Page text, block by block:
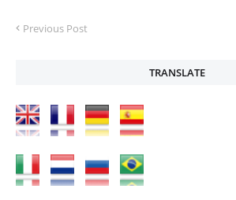
Previous Post
TRANSLATE